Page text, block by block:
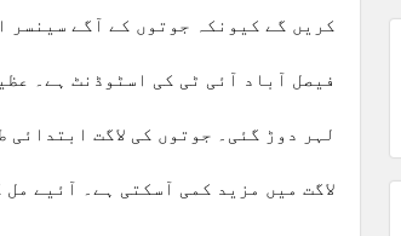
کریں گے کیونکہ جوتوں کے آگے سینسر
فیصل آباد آئی ٹی کی اسٹوڈنٹ ہے۔
لاگت میں مزید کمی آسکتی ہے۔ آئیے